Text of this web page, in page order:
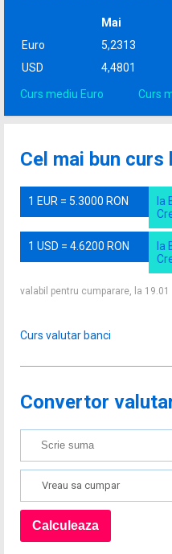
Mai
Euro
5,2313
USD
4,4801
Curs mediu Euro Curs
Cel mai bun curs
1 EUR = 5.3000 RON
la
1 USD = 4.6200 RON
la
valabil pentru cumparare, la 19.01
Curs valutar banci
Convertor
Vreau sa cumpar